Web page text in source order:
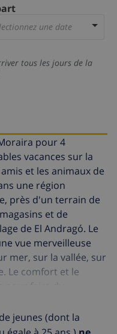
une date
tous les jours de la
pour 4
vacances sur la
et les animaux de
une région
près d'un terrain de
et de
de El Andragó. Le
vue merveilleuse
mer, sur la vallée, sur
Le comfort et le
pour faire du
d'endroits pour
idéal pour
Blanca.
jeunes (dont la